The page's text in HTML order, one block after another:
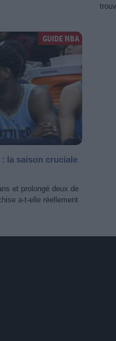
GUIDE NBA
: la saison cruciale
et prolongé deux de
a-t-elle réellement